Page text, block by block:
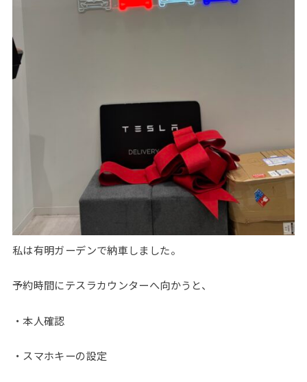
私は有明ガーデンで納車しました。
予約時間にテスラカウンターへ向かうと、
・本人確認
・スマホキーの設定